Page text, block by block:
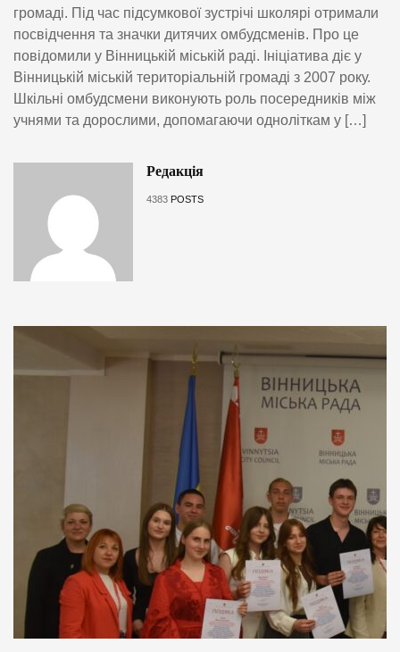
громаді. Під час підсумкової зустрічі школярі отримали
посвідчення та значки дитячих омбудсменів. Про це
повідомили у Вінницькій міській раді. Ініціатива діє у
Вінницькій міській територіальній громаді з 2007 року.
Шкільні омбудсмени виконують роль посередників між
учнями та дорослими, допомагаючи одноліткам у […]
Редакція
4383 POSTS